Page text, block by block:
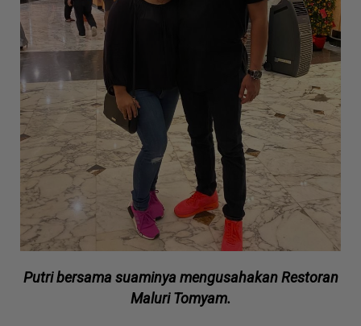
Putri bersama suaminya mengusahakan Restoran
Maluri Tomyam.